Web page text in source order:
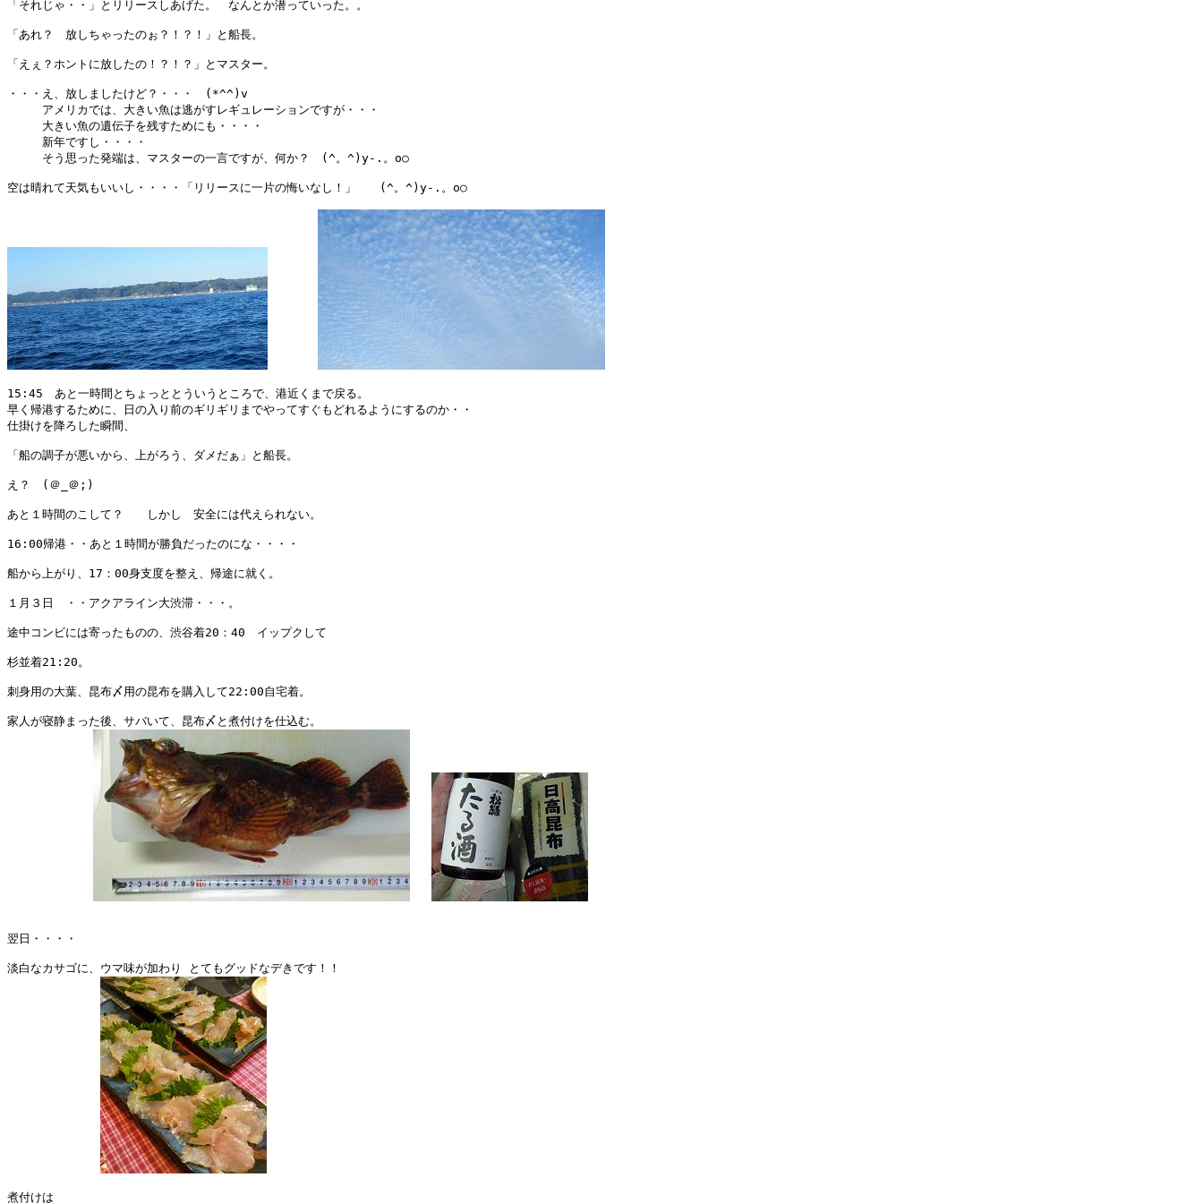
「それじゃ・・」とリリースしあげた。　なんとか潜っていった。。
「あれ？　放しちゃったのぉ？！？！」と船長。
「えぇ？ホントに放したの！？！？」とマスター。
・・・え、放しましたけど？・・・　(*^^)v
アメリカでは、大きい魚は逃がすレギュレーションですが・・・
大きい魚の遺伝子を残すためにも・・・・
新年ですし・・・・
そう思った発端は、マスターの一言ですが、何か？　(^。^)y-.。o○
空は晴れて天気もいいし・・・・「リリースに一片の悔いなし！」　　(^。^)y-.。o○
15:45　あと一時間とちょっととういうところで、港近くまで戻る。
早く帰港するために、日の入り前のギリギリまでやってすぐもどれるようにするのか・・
仕掛けを降ろした瞬間、
「船の調子が悪いから、上がろう、ダメだぁ」と船長。
え？　(＠_＠;)
あと１時間のこして？　　しかし　安全には代えられない。
16:00帰港・・あと１時間が勝負だったのにな・・・・
船から上がり、17：00身支度を整え、帰途に就く。
１月３日　・・アクアライン大渋滞・・・。
途中コンビには寄ったものの、渋谷着20：40　イップクして
杉並着21:20。
刺身用の大葉、昆布〆用の昆布を購入して22:00自宅着。
家人が寝静まった後、サバいて、昆布〆と煮付けを仕込む。
翌日・・・・
淡白なカサゴに、ウマ味が加わり とてもグッドなデきです！！
煮付けは